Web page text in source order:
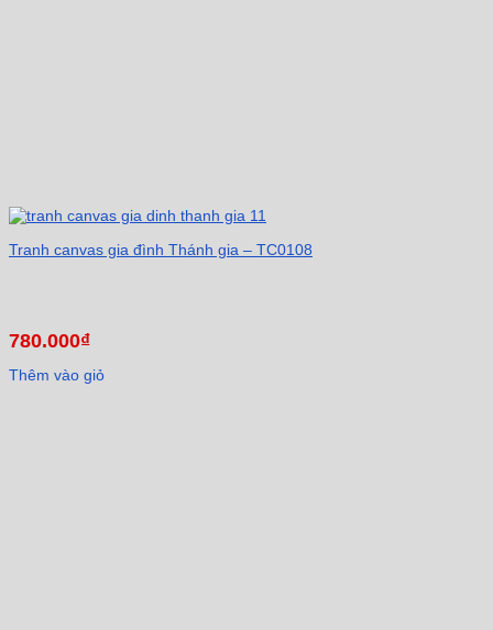
Tranh canvas gia đình Thánh gia – TC0108
780.000₫
Thêm vào giỏ